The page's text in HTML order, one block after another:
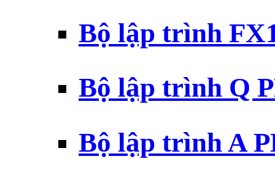
Bộ lập trình
Bộ lập trình Q
Bộ lập trình A